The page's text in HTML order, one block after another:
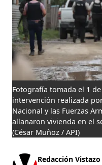
Fotografía tomada el 1
intervención realizada
Nacional y las Fuerzas
allanaron vivienda en el
(César Muñoz / API)
Redacción Vistazo